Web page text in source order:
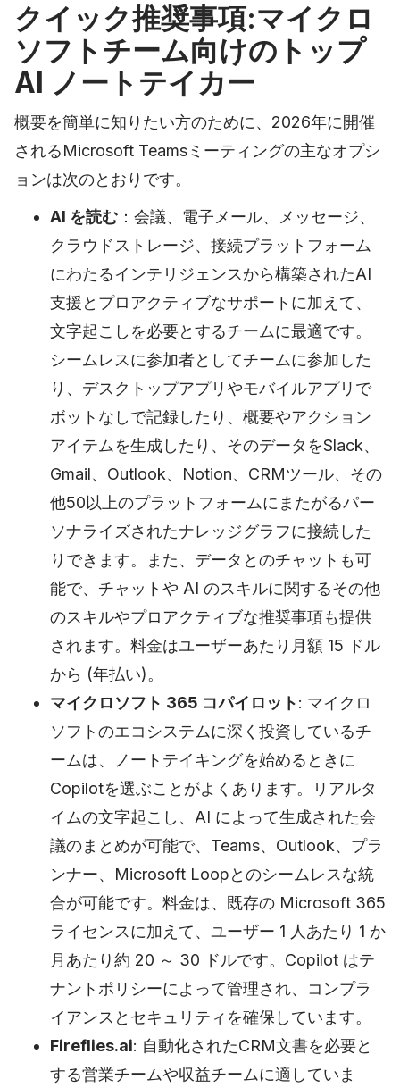
クイック推奨事項:マイクロ
ソフトチーム向けのトップ
AI ノートテイカー
概要を簡単に知りたい方のために、2026年に開催
されるMicrosoft Teamsミーティングの主なオプシ
ョンは次のとおりです。
AI を読む ：会議、電子メール、メッセージ、
クラウドストレージ、接続プラットフォーム
にわたるインテリジェンスから構築されたAI
支援とプロアクティブなサポートに加えて、
文字起こしを必要とするチームに最適です。
シームレスに参加者としてチームに参加した
り、デスクトップアプリやモバイルアプリで
ボットなしで記録したり、概要やアクション
アイテムを生成したり、そのデータをSlack、
Gmail、Outlook、Notion、CRMツール、その
他50以上のプラットフォームにまたがるパー
ソナライズされたナレッジグラフに接続した
りできます。また、データとのチャットも可
能で、チャットや AI のスキルに関するその他
のスキルやプロアクティブな推奨事項も提供
されます。料金はユーザーあたり月額 15 ドル
から (年払い)。
マイクロソフト 365 コパイロット: マイクロ
ソフトのエコシステムに深く投資しているチ
ームは、ノートテイキングを始めるときに
Copilotを選ぶことがよくあります。リアルタ
イムの文字起こし、AI によって生成された会
議のまとめが可能で、Teams、Outlook、プラ
ンナー、Microsoft Loopとのシームレスな統
合が可能です。料金は、既存の Microsoft 365
ライセンスに加えて、ユーザー 1 人あたり 1 か
月あたり約 20 ～ 30 ドルです。Copilot はテ
ナントポリシーによって管理され、コンプラ
イアンスとセキュリティを確保しています。
Fireflies.ai: 自動化されたCRM文書を必要と
する営業チームや収益チームに適していま